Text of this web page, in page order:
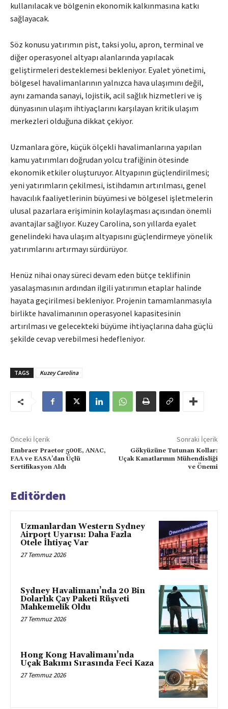
kullanılacak ve bölgenin ekonomik kalkınmasına katkı
sağlayacak.
Söz konusu yatırımın pist, taksi yolu, apron, terminal ve
diğer operasyonel altyapı alanlarında yapılacak
geliştirmeleri desteklemesi bekleniyor. Eyalet yönetimi,
bölgesel havalimanlarının yalnızca hava ulaşımını değil,
aynı zamanda sanayi, lojistik, acil sağlık hizmetleri ve iş
dünyasının ulaşım ihtiyaçlarını karşılayan kritik ulaşım
merkezleri olduğuna dikkat çekiyor.
Uzmanlara göre, küçük ölçekli havalimanlarına yapılan
kamu yatırımları doğrudan yolcu trafiğinin ötesinde
ekonomik etkiler oluşturuyor. Altyapının güçlendirilmesi;
yeni yatırımların çekilmesi, istihdamın artırılması, genel
havacılık faaliyetlerinin büyümesi ve bölgesel işletmelerin
ulusal pazarlara erişiminin kolaylaşması açısından önemli
avantajlar sağlıyor. Kuzey Carolina, son yıllarda eyalet
genelindeki hava ulaşım altyapısını güçlendirmeye yönelik
yatırımlarını artırmayı sürdürüyor.
Henüz nihai onay süreci devam eden bütçe teklifinin
yasalaşmasının ardından ilgili yatırımın etaplar halinde
hayata geçirilmesi bekleniyor. Projenin tamamlanmasıyla
birlikte havalimanının operasyonel kapasitesinin
artırılması ve gelecekteki büyüme ihtiyaçlarına daha güçlü
şekilde cevap verebilmesi hedefleniyor.
TAGS Kuzey Carolina
Önceki İçerik
Embraer Praetor 500E, ANAC,
FAA ve EASA’dan Üçlü
Sertifikasyon Aldı
Sonraki İçerik
Gökyüzüne Tutunan Kollar:
Uçak Kanatlarının Mühendisliği
ve Önemi
Editörden
Uzmanlardan Western Sydney
Airport Uyarısı: Daha Fazla
Otele İhtiyaç Var
27 Temmuz 2026
Sydney Havalimanı’nda 20 Bin
Dolarlık Çay Paketi Rüşveti
Mahkemelik Oldu
27 Temmuz 2026
Hong Kong Havalimanı’nda
Uçak Bakımı Sırasında Feci Kaza
27 Temmuz 2026